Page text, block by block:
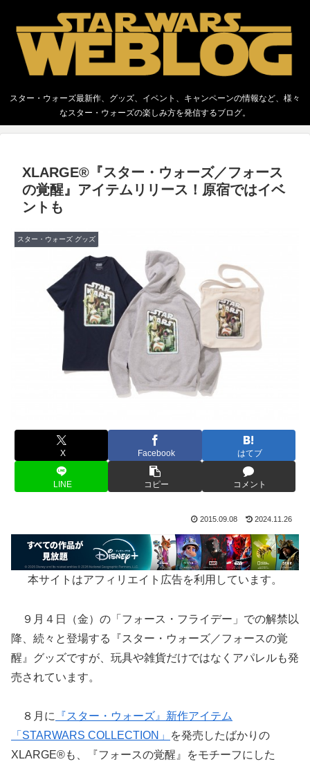
スター・ウォーズ最新作、グッズ、イベント、キャンペーンの情報など、様々
なスター・ウォーズの楽しみ方を発信するブログ。
XLARGE®『スター・ウォーズ／フォース
の覚醒』アイテムリリース！原宿ではイベ
ントも
スター・ウォーズ グッズ
X Facebook はてブ
LINE コピー コメント
2015.09.08 2024.11.26
本サイトはアフィリエイト広告を利用しています。
９月４日（金）の「フォース・フライデー」での解禁以
降、続々と登場する『スター・ウォーズ／フォースの覚
醒』グッズですが、玩具や雑貨だけではなくアパレルも発
売されています。
８月に 『スター・ウォーズ』新作アイテム
「STARWARS COLLECTION」
を発売したばかりの
XLARGE®も、『フォースの覚醒』をモチーフにした